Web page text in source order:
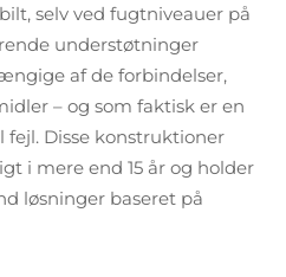
selv ved fugtniveauer på
understøtninger
af de forbindelser,
– og som faktisk er en
Disse konstruktioner
i mere end 15 år og holder
løsninger baseret på